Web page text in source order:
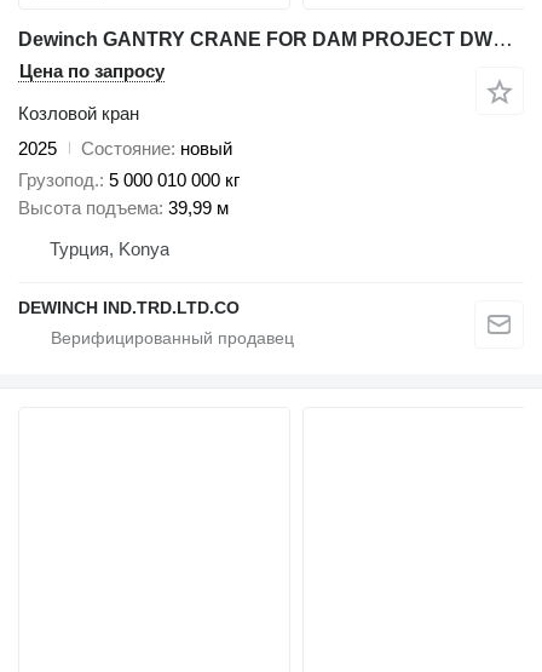
Dewinch GANTRY CRANE FOR DAM PROJECT DWC-80
Цена по запросу
Козловой кран
2025
Состояние новый
Грузопод. 5 000 010 000 кг
Высота подъема 39,99 м
Турция, Konya
DEWINCH IND.TRD.LTD.CO